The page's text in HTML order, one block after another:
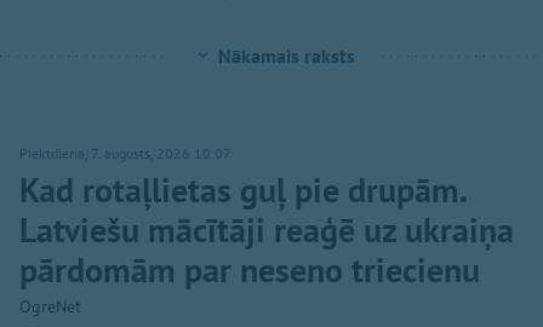
Nākamais raksts
Piektdiena, 7. augusts, 2026 10:07
Kad rotaļlietas guļ pie drupām.
Latviešu mācītāji reaģē uz ukraiņa
pārdomām par neseno triecienu
OgreNet